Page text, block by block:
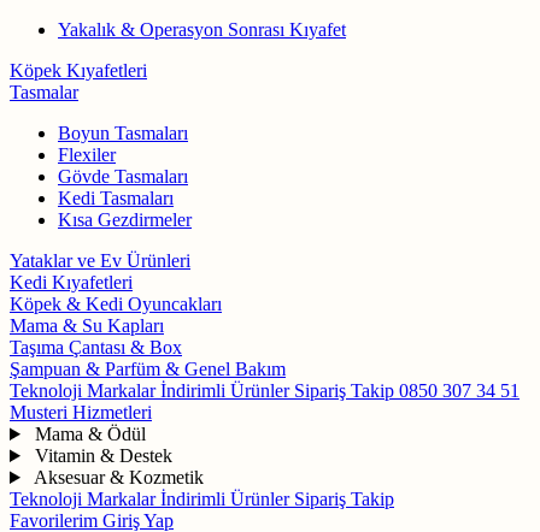
Yakalık & Operasyon Sonrası Kıyafet
Köpek Kıyafetleri
Tasmalar
Boyun Tasmaları
Flexiler
Gövde Tasmaları
Kedi Tasmaları
Kısa Gezdirmeler
Yataklar ve Ev Ürünleri
Kedi Kıyafetleri
Köpek & Kedi Oyuncakları
Mama & Su Kapları
Taşıma Çantası & Box
Şampuan & Parfüm & Genel Bakım
Teknoloji Markalar İndirimli Ürünler Sipariş Takip 0850 307 34 51
Musteri Hizmetleri
Mama & Ödül
Vitamin & Destek
Aksesuar & Kozmetik
Teknoloji Markalarİndirimli Ürünler Sipariş Takip
Favorilerim Giriş Yap